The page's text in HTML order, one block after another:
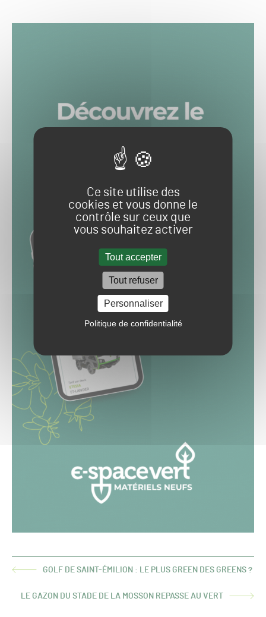
Ce site utilise des
cookies et vous donne le
contrôle sur ceux que
vous souhaitez activer
Tout accepter
Tout refuser
Personnaliser
Politique de confidentialité
ARTICLEGOLF DE SAINT-ÉMILION : LE PLUS GREEN DES GREENS ?
ARTICLE
LE GAZON DU STADE DE LA MOSSON REPASSE AU VERT